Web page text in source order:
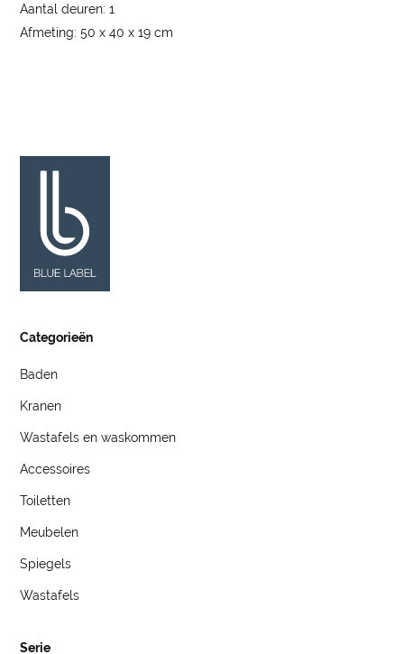
Aantal deuren: 1
Afmeting: 50 x 40 x 19 cm
Categorieën
Baden
Kranen
Wastafels en waskommen
Accessoires
Toiletten
Meubelen
Spiegels
Wastafels
Serie